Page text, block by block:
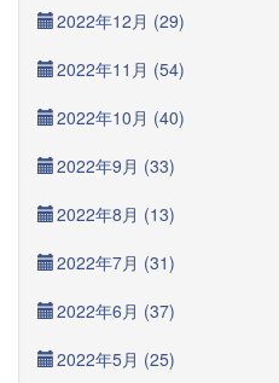
2022年12月 (29)
2022年11月 (54)
2022年10月 (40)
2022年9月 (33)
2022年8月 (13)
2022年7月 (31)
2022年6月 (37)
2022年5月 (25)